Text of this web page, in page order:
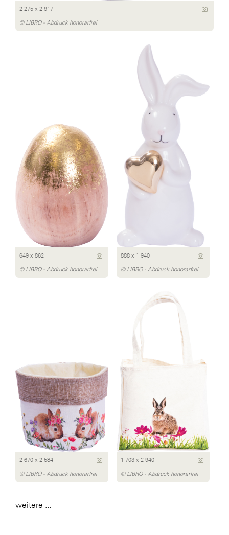
2 275 x 2 917
© LIBRO - Abdruck honorarfrei
649 x 862
© LIBRO - Abdruck honorarfrei
888 x 1 940
© LIBRO - Abdruck honorarfrei
2 670 x 2 584
© LIBRO - Abdruck honorarfrei
1 703 x 2 940
© LIBRO - Abdruck honorarfrei
weitere ...